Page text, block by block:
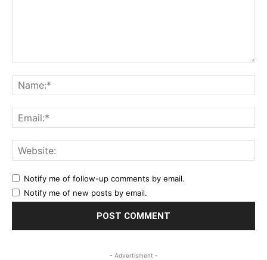
Notify me of follow-up comments by email.
Notify me of new posts by email.
- Advertisment -